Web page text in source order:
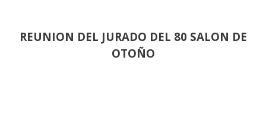
REUNION DEL JURADO DEL 80 SALON DE
OTOÑO